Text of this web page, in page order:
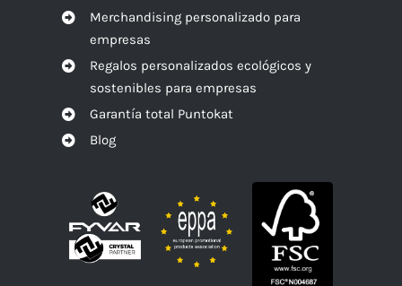
Merchandising personalizado para
empresas
Regalos personalizados ecológicos y
sostenibles para empresas
Garantía total Puntokat
Blog